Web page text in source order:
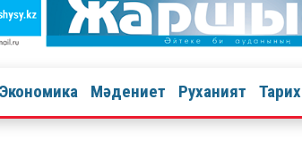
Экономика Мәдениет Руханият Тарих